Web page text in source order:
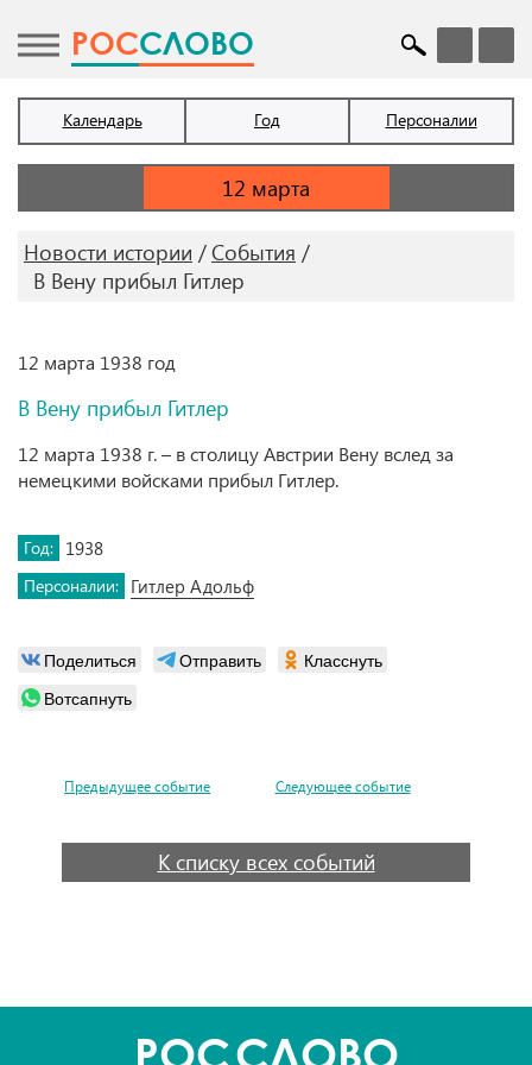
POCСЛОВО
Календарь Год Персоналии
Новости истории
События
В Вену прибыл Гитлер
12 марта 1938 год
В Вену прибыл Гитлер
12 марта 1938 г. – в столицу Австрии Вену вслед за
немецкими войсками прибыл Гитлер.
Год: 1938
Персоналии: Гитлер Адольф
Поделиться Отправить
Класснуть
Вотсапнуть
Предыдущее событие Следующее событие
К списку всех событий
POCСЛОВО